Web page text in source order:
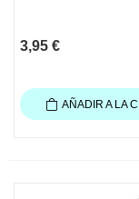
3,95 €
AÑADIR A LA